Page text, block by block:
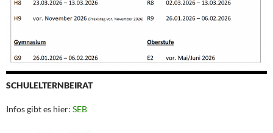
SCHULELTERNBEIRAT
Infos gibt es hier: SEB